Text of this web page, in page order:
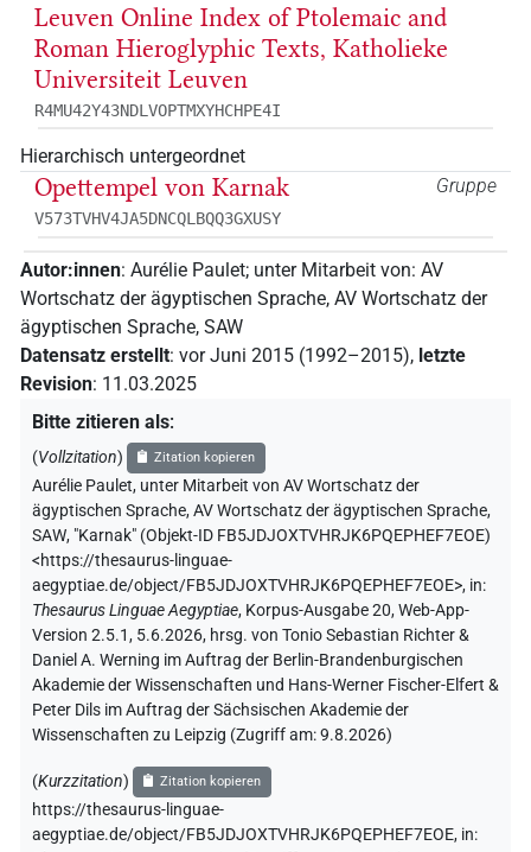
Leuven Online Index of Ptolemaic and
Roman Hieroglyphic Texts, Katholieke
Universiteit Leuven
R4MU42Y43NDLVOPTMXYHCHPE4I
Hierarchisch untergeordnet
Gruppe
Opettempel von Karnak
V573TVHV4JA5DNCQLBQQ3GXUSY
Autor:innen: Aurélie Paulet; unter Mitarbeit von: AV
Wortschatz der ägyptischen Sprache, AV Wortschatz der
ägyptischen Sprache, SAW
Datensatz erstellt: vor Juni 2015 (1992–2015), letzte
Revision: 11.03.2025
Bitte zitieren als:
(Vollzitation) Zitation kopieren
Aurélie Paulet, unter Mitarbeit von AV Wortschatz der
ägyptischen Sprache,AV Wortschatz der ägyptischen Sprache,
SAW, "Karnak" (Objekt-ID FB5JDJOXTVHRJK6PQEPHEF7EOE)
<https://thesaurus-linguae-
aegyptiae.de/object/FB5JDJOXTVHRJK6PQEPHEF7EOE>, in:
Thesaurus Linguae Aegyptiae, Korpus-Ausgabe 20, Web-App-
Version 2.5.1, 5.6.2026, hrsg. von Tonio Sebastian Richter &
Daniel A. Werning im Auftrag der Berlin-Brandenburgischen
Akademie der Wissenschaften und Hans-Werner Fischer-Elfert &
Peter Dils im Auftrag der Sächsischen Akademie der
Wissenschaften zu Leipzig (Zugriff am:9.8.2026)
(Kurzzitation) Zitation kopieren
https://thesaurus-linguae-
aegyptiae.de/object/FB5JDJOXTVHRJK6PQEPHEF7EOE, in: